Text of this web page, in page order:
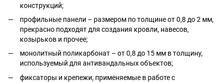
конструкций;
профильные панели – размером по толщине от 0,8 до 2 мм,
прекрасно подходят для создания кровли, навесов,
козырьков и прочее;
монолитный поликарбонат – от 0,8 до 15 мм в толщину,
используемый для антивандальных объектов;
фиксаторы и крепежи, применяемые в работе с